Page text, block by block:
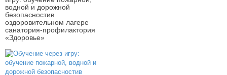
водной и дорожной
безопасностив
оздоровительном лагере
санатория-профилактория
«Здоровье»